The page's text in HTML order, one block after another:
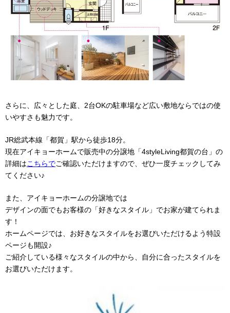
さらに、広々とした庭、2台OKの駐車場など広い敷地ならではの使
いやすさも魅力です。
JR総武本線「都賀」駅から徒歩18分。
現在アイキョーホームで販売中の分譲地「4styleLiving都賀の台」の
詳細はこちらでご確認いただけますので、ぜひ一度チェックしてみ
てください♪
また、アイキョーホームの分譲地では
デザインの面でもお客様の「好きなスタイル」でお家が建てられま
す！
ホームページでは、お好きなスタイルをお選びいただけるよう特設
ページも開設♪
ご紹介している様々なスタイルの中から、自分に合ったスタイルを
お選びいただけます。